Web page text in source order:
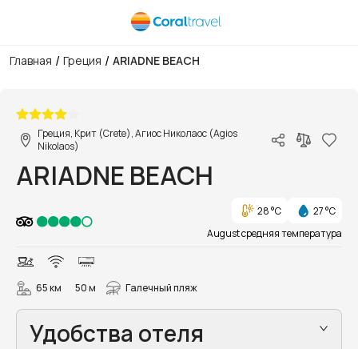
Главная / Греция / ARIADNE BEACH
Греция, Крит (Crete), Агиос Николаос (Agios
Nikolaos)
ARIADNE BEACH
28 °C
27 °C
August средняя температура
65 км 50 м Галечный пляж
Удобства отеля